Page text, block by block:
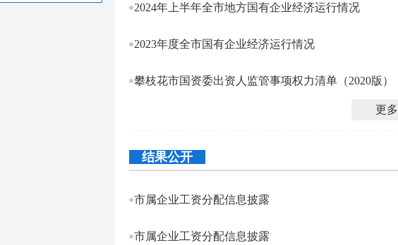
2024年上半年全市地方国有企业经济运行情况
2023年度全市国有企业经济运行情况
攀枝花市国资委出资人监管事项权力清单（2020版）
更多
结果公开
市属企业工资分配信息披露
市属企业工资分配信息披露